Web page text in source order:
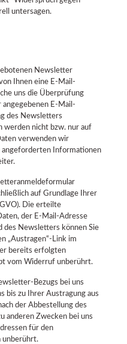
untersagen.
Newsletter
Ihnen eine E-Mail-
uns die Überprüfung
angegebenen E-Mail-
des Newsletters
werden nicht bzw. nur auf
verwenden wir
angeforderten Informationen
auf Grundlage Ihrer
Die erteilte
der E-Mail-Adresse
des Newsletters können Sie
„Austragen“-Link im
bereits erfolgten
vom Widerruf unberührt.
Bezugs bei uns
bis zu Ihrer Austragung aus
der Abbestellung des
anderen Zwecken bei uns
für den
unberührt.